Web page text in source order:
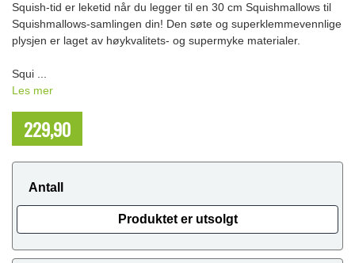
Squish-tid er leketid når du legger til en 30 cm Squishmallows til
Squishmallows-samlingen din! Den søte og superklemmevennlige
plysjen er laget av høykvalitets- og supermyke materialer.
Squi ...
Les mer
229,90
Antall
Produktet er utsolgt